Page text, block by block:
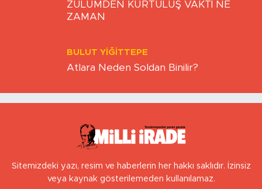
ZULÜMDEN KURTULUŞ VAKTİ NE
ZAMAN
BULUT YİĞİTTEPE
Atlara Neden Soldan Binilir?
Sitemizdeki yazı, resim ve haberlerin her hakkı saklıdır. İzinsiz
veya kaynak gösterilemeden kullanılamaz.